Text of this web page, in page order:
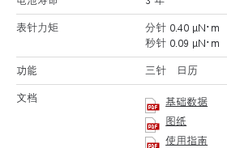
表针力矩
分针 0.40 μN･m
秒针 0.09 μN･m
功能 三针 日历
文档
基础数据
图纸
使用指南